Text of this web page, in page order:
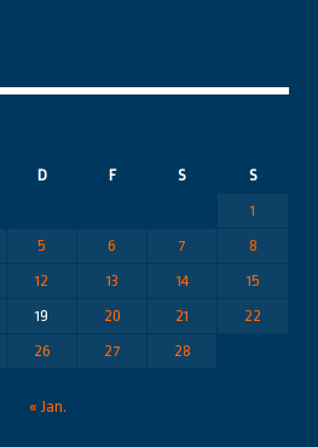
D F S
S
1
5 6 7
8
12 13 14
15
19 20 21
22
26 27 28
« Jan.